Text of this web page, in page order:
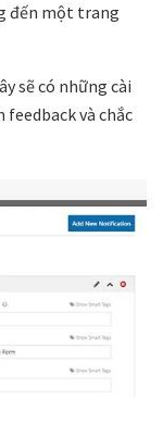
đến một trang
sẽ có những cài
và chắc